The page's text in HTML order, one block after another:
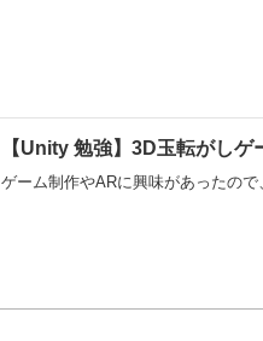
【Unity 勉強】3D玉転がし
ゲーム制作やARに興味があったので